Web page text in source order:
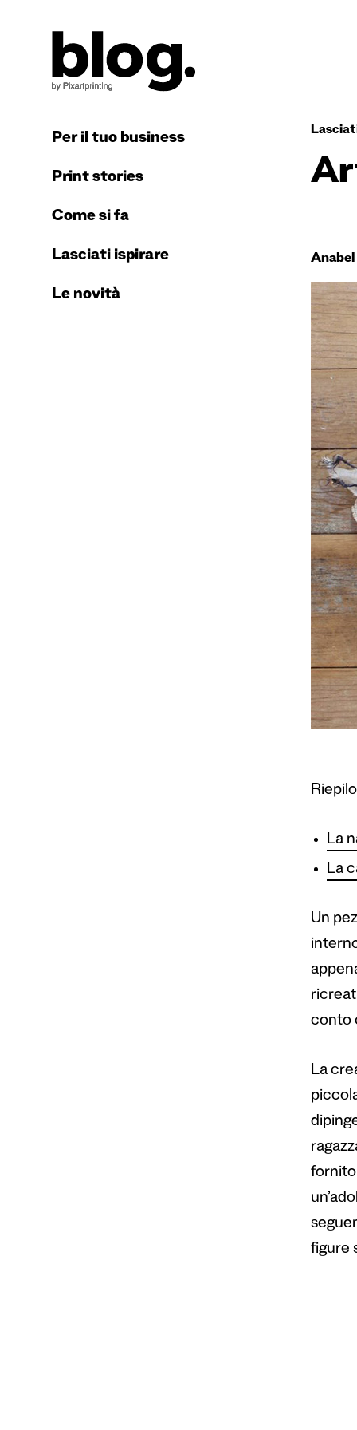
Per il tuo business
Print stories
Come si fa
Lasciati ispirare
Le novità
La
La
Un
conto
La
fornito
figure